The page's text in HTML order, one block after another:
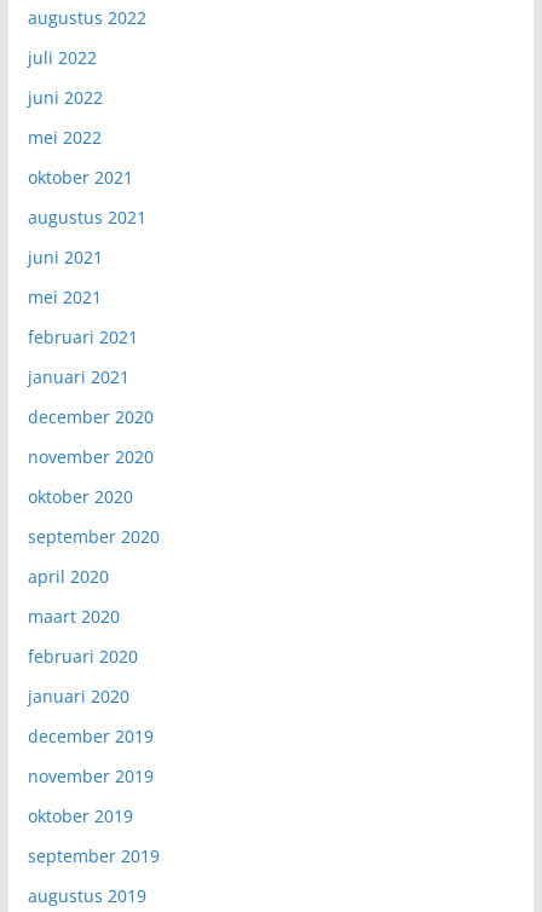
augustus 2022
juli 2022
juni 2022
mei 2022
oktober 2021
augustus 2021
juni 2021
mei 2021
februari 2021
januari 2021
december 2020
november 2020
oktober 2020
september 2020
april 2020
maart 2020
februari 2020
januari 2020
december 2019
november 2019
oktober 2019
september 2019
augustus 2019